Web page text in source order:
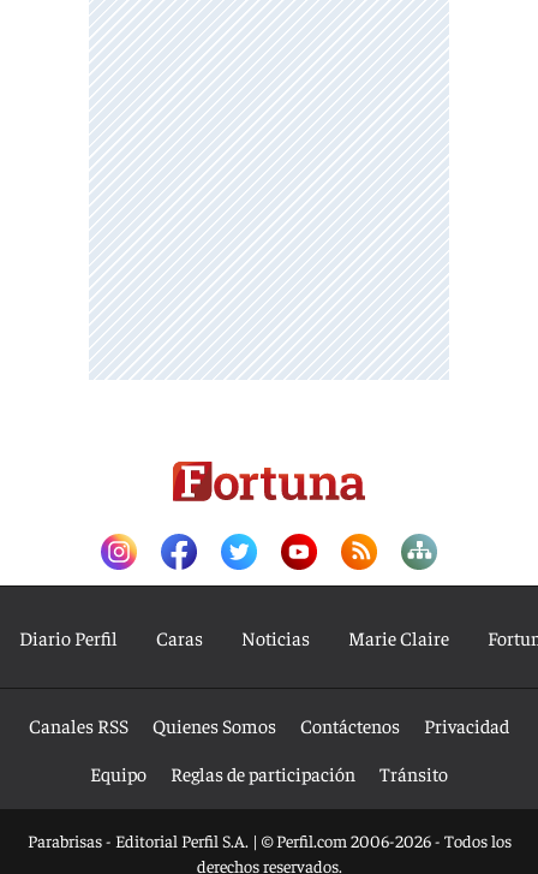
Diario Perfil Caras Noticias Marie Claire
Canales RSS Quienes Somos Contáctenos
Privacidad
Equipo
Reglas de participación Tránsito
Parabrisas - Editorial Perfil S.A. | © Perfil.com 2006-2026 - Todos los
derechos reservados.